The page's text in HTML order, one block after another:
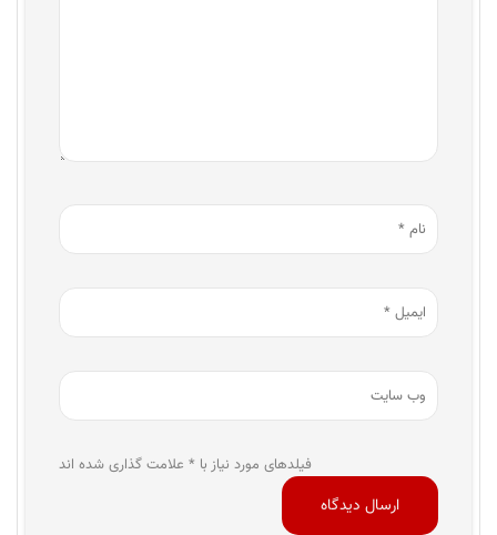
فیلدهای مورد نیاز با * علامت گذاری شده اند